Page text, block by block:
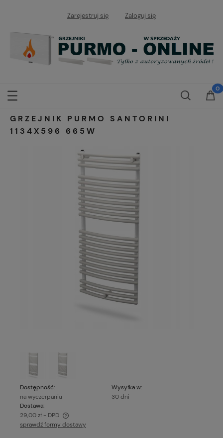
Zarejestruj się Zaloguj się
GRZEJNIK PURMO SANTORINI
1134X596 665W
Dostępność:
na wyczerpaniu
Wysyłka w:
30 dni
Dostawa:
29,00 zł - DPD
Cena nie zawiera ewentualnych kosztów płatności
sprawdź formy dostawy